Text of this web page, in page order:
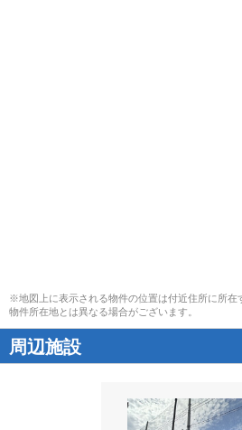
※地図上に表示される物件の位置は付近住所に所在
物件所在地とは異なる場合がございます。
周辺施設